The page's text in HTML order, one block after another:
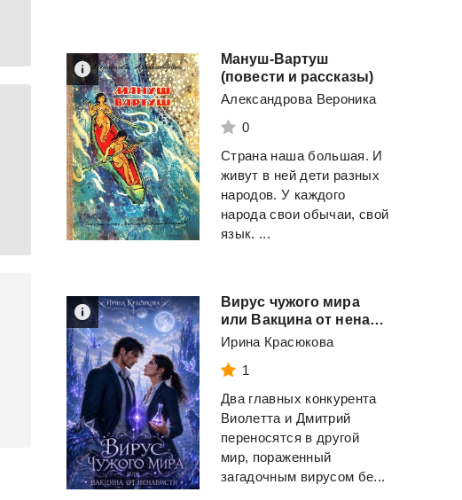
Мануш-Вартуш
(повести и рассказы)
Александрова Вероника
0
Страна наша большая. И
живут в ней дети разных
народов. У каждого
народа свои обычаи, свой
язык. ...
Вирус чужого мира
или Вакцина от ненависти
Ирина Красюкова
1
Два главных конкурента
Виолетта и Дмитрий
переносятся в другой
мир, пораженный
загадочным вирусом бе...